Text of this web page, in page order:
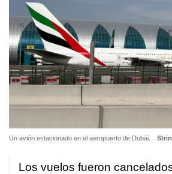
Un avión estacionado en el aeropuerto de Dubái.
Los vuelos fueron